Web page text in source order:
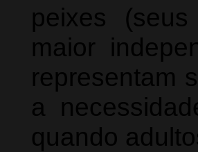
peixes
maior
representam
a
quando